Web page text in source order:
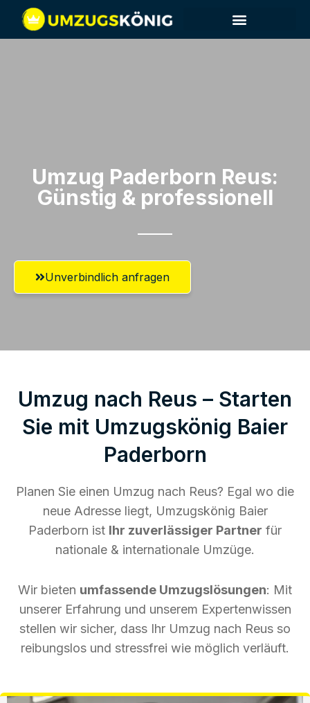
Umzug Paderborn​ Reus:
Günstig & professionell​
Unverbindlich anfragen
Umzug nach Reus – Starten
Sie mit Umzugskönig Baier
Paderborn
Planen Sie einen Umzug nach Reus? Egal wo die
neue Adresse liegt, Umzugskönig Baier
Paderborn ist Ihr zuverlässiger Partner für
nationale & internationale Umzüge.
Wir bieten umfassende Umzugslösungen: Mit
unserer Erfahrung und unserem Expertenwissen
stellen wir sicher, dass Ihr Umzug nach Reus so
reibungslos und stressfrei wie möglich verläuft.